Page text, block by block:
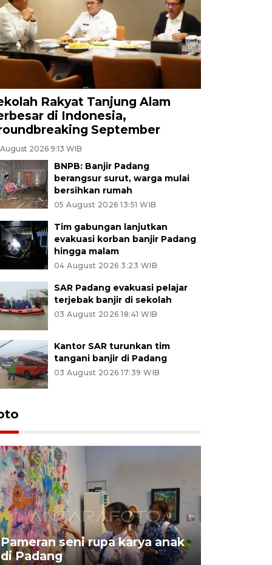
Rakyat Tanjung Alam
di Indonesia,
September
2026 9:13 WIB
BNPB: Banjir Padang
berangsur surut, warga mulai
bersihkan rumah
05 August 2026 13:51 WIB
Tim gabungan lanjutkan
evakuasi korban banjir Padang
hingga malam
04 August 2026 3:23 WIB
SAR Padang evakuasi pelajar
terjebak banjir di sekolah
03 August 2026 18:41 WIB
Kantor SAR turunkan tim
tangani banjir di Padang
03 August 2026 17:39 WIB
Pameran seni rupa karya anak
di Padang